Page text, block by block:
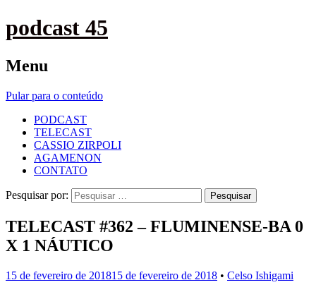
podcast 45
Menu
Pular para o conteúdo
PODCAST
TELECAST
CASSIO ZIRPOLI
AGAMENON
CONTATO
Pesquisar por:
TELECAST #362 – FLUMINENSE-BA 0
X 1 NÁUTICO
15 de fevereiro de 201815 de fevereiro de 2018 • Celso Ishigami